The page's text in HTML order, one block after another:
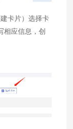
卡片）选择卡
应信息，创